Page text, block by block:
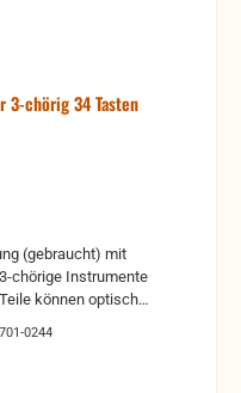
3-chörig 34 Tasten
701-0244